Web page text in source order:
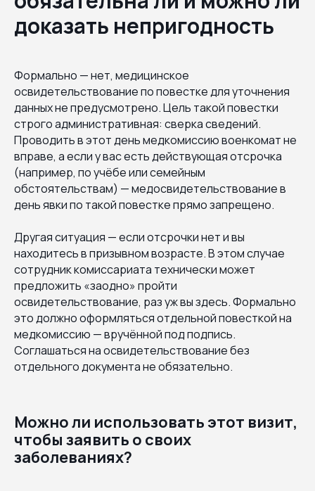
доказать непригодность
Формально — нет, медицинское
освидетельствование по повестке для уточнения
данных не предусмотрено. Цель такой повестки
строго административная: сверка сведений.
Проводить в этот день медкомиссию военкомат не
вправе, а если у вас есть действующая отсрочка
(например, по учёбе или семейным
обстоятельствам) — медосвидетельствование в
день явки по такой повестке прямо запрещено.
Другая ситуация — если отсрочки нет и вы
находитесь в призывном возрасте. В этом случае
сотрудник комиссариата технически может
предложить «заодно» пройти
освидетельствование, раз уж вы здесь. Формально
это должно оформляться отдельной повесткой на
медкомиссию — вручённой под подпись.
Соглашаться на освидетельствование без
отдельного документа не обязательно.
Можно ли использовать этот визит,
чтобы заявить о своих
заболеваниях?